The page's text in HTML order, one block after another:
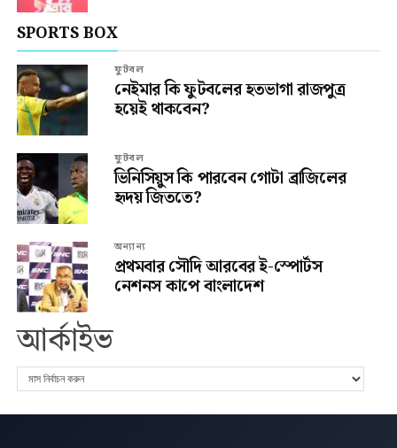
SPORTS BOX
ফুটবল
নেইমার কি ফুটবলের হতভাগা রাজপুত্র
হয়েই থাকবেন?
ফুটবল
ভিনিসিয়ুস কি পারবেন গোটা ব্রাজিলের
হৃদয় জিততে?
অন্যান্য
প্রথমবার সৌদি আরবের ই-স্পোর্টস
নেশনস কাপে বাংলাদেশ
আর্কাইভ